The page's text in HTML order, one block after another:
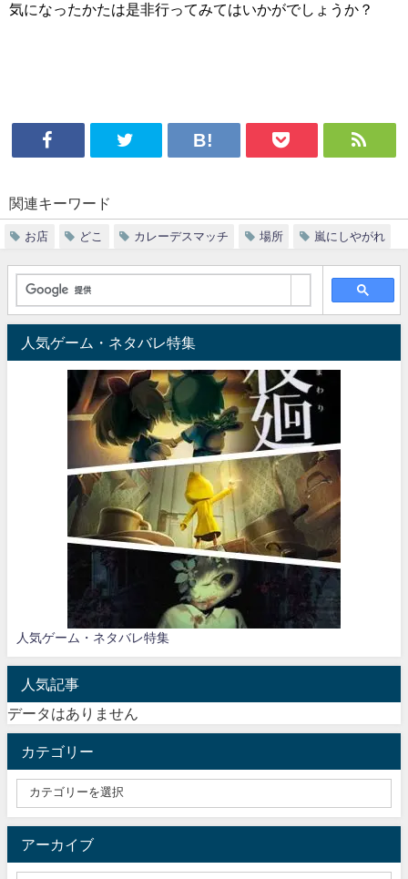
気になったかたは是非行ってみてはいかがでしょうか？
関連キーワード
お店 どこ カレーデスマッチ 場所 嵐にしやがれ
人気ゲーム・ネタバレ特集
人気ゲーム・ネタバレ特集
人気記事
データはありません
カテゴリー
アーカイブ